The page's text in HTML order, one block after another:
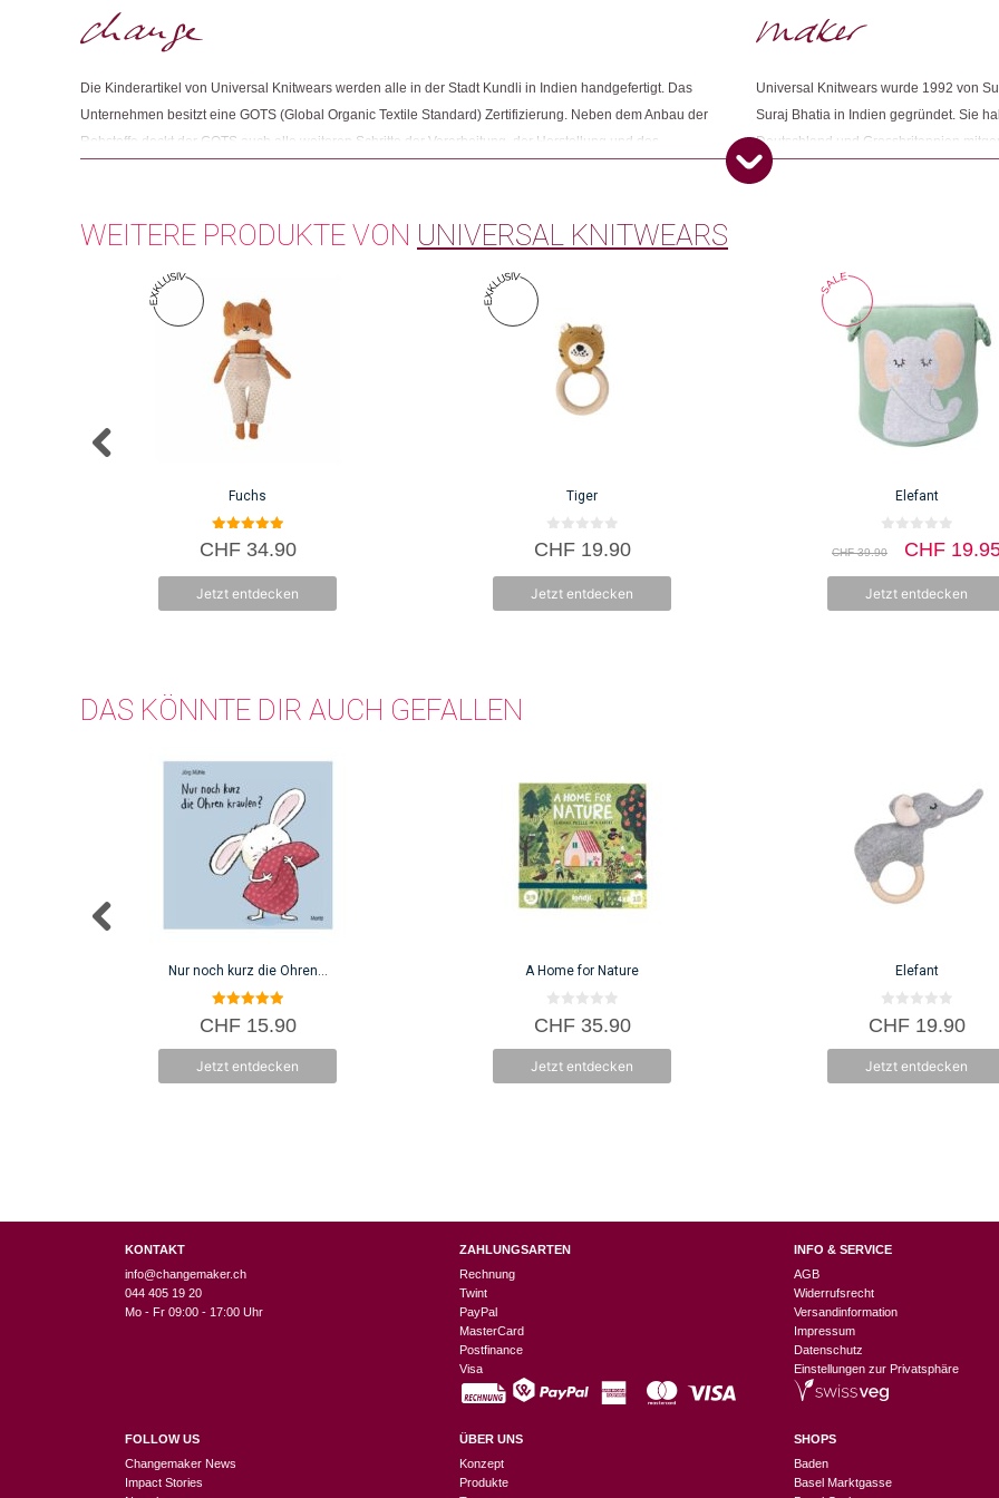
Dieses Produkt weiterempfehlen:
Die Kinderartikel von Universal Knitwears werden alle in der Stadt Kundli in Indien handgefertigt. Das
Unternehmen besitzt eine GOTS (Global Organic Textile Standard) Zertifizierung. Neben dem Anbau der
Rohstoffe deckt der GOTS auch alle weiteren Schritte der Verarbeitung, der Herstellung und des
Universal Knitwears wurde 1992 von
Suraj Bhatia in Indien gegründet. Sie
Deutschland und Grossbritannien
Strickindustrie mit nachhaltigen
WEITERE PRODUKTE VON UNIVERSAL KNITWEARS
Fuchs
5.00
von 5
CHF34.90
Jetzt entdecken
Tiger
0
v
5
CHF19.90
Jetzt entdecken
Elefant
v
5
CHF39.90
war:
CHF 39.90
CHF
Jetzt entdecken
DAS KÖNNTE DIR AUCH GEFALLEN
Nur noch kurz die Ohren…
5.00
von 5
CHF15.90
Jetzt entdecken
A Home for Nature
0
v
5
CHF35.90
Jetzt entdecken
Elefant
0
v
5
CHF19.90
Jetzt entdecken
KONTAKT
info@changemaker.ch
044 405 19 20
Mo - Fr 09:00 - 17:00 Uhr
FOLLOW US
Changemaker News
Impact Stories
ZAHLUNGSARTEN
Rechnung
Twint
PayPal
MasterCard
Postfinance
Visa
ÜBER UNS
Konzept
Produkte
INFO & SERVICE
AGB
Widerrufsrecht
Versandinformation
Impressum
Datenschutz
Einstellungen zur Privatsphäre
SHOPS
Baden
Basel Marktgasse